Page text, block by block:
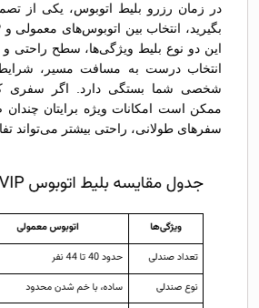
در زمان رزرو بلیط اتوبوس، یکی از
این دو نوع بلیط ویژگی‌ها، سطح راحتی و
انتخاب درست به مسافت مسیر،
شخصی شما بستگی دارد. اگر سفری
ممکن است امکانات ویژه برایتان چندان
سفرهای طولانی، راحتی بیشتر می‌تواند